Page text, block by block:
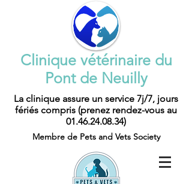
Clinique vétérinaire du
Pont de Neuilly
La clinique assure un service 7j/7, jours
fériés compris (prenez rendez-vous au
01.46.24.08.34)
Membre de Pets and Vets Society